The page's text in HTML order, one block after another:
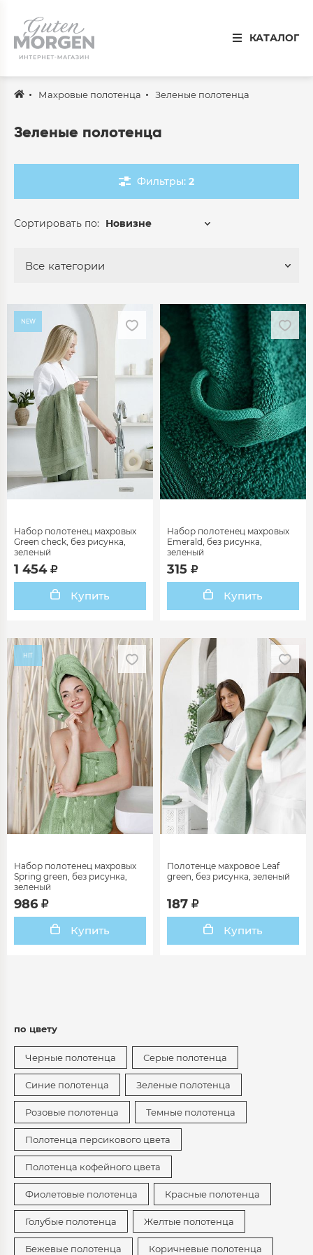
КАТАЛОГ
Иваново
8 800 100 34 50
Звонок по России бесплатный
Спальня
Кухня
Распродажа
Махровые полотенца Зеленые полотенца
Зеленые полотенца
Фильтры: 2
Все категории
Сортировать по: Новизне
NEW
Набор полотенец махровых
Green check, без рисунка,
зеленый
1 454
Купить
Набор полотенец махровых
Emerald, без рисунка,
зеленый
315
Купить
HIT
Набор полотенец махровых
Spring green, без рисунка,
зеленый
986
Купить
Полотенце махровое Leaf
green, без рисунка, зеленый
187
Купить
по цвету
Черные полотенца Серые полотенца
Синие полотенца Зеленые полотенца
Розовые полотенца Темные полотенца
Полотенца персикового цвета
Полотенца кофейного цвета
Фиолетовые полотенца Красные полотенца
Голубые полотенца Желтые полотенца
Бежевые полотенца Коричневые полотенца